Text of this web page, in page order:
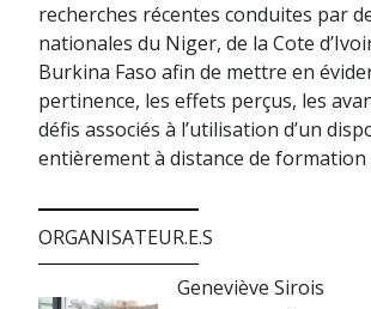
recherches récentes conduites par
nationales du Niger, de la Cote
Burkina Faso afin de mettre en
pertinence, les effets perçus, les
défis associés à l’utilisation d’un
entièrement à distance de formation
ORGANISATEUR.E.S
Geneviève Sirois